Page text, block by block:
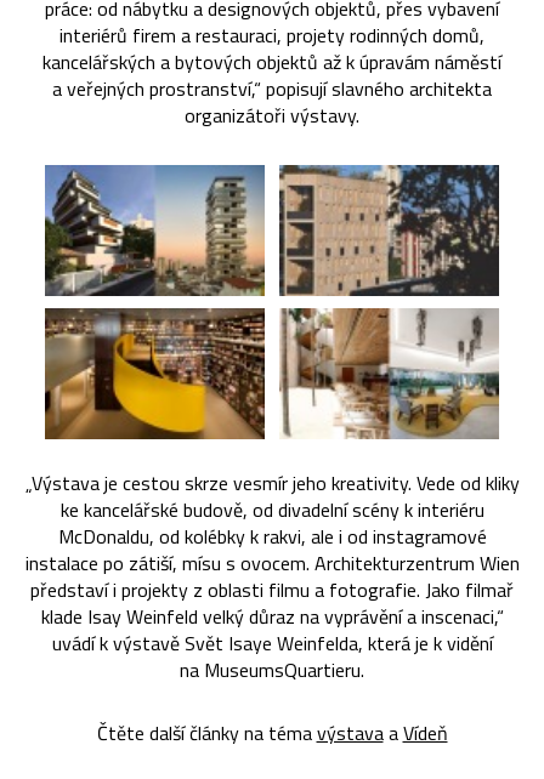
práce: od nábytku a designových objektů, přes vybavení
interiérů firem a restauraci, projety rodinných domů,
kancelářských a bytových objektů až k úpravám náměstí
a veřejných prostranství,“ popisují slavného architekta
organizátoři výstavy.
„Výstava je cestou skrze vesmír jeho kreativity. Vede od kliky
ke kancelářské budově, od divadelní scény k interiéru
McDonaldu, od kolébky k rakvi, ale i od instagramové
instalace po zátiší, mísu s ovocem. Architekturzentrum Wien
představí i projekty z oblasti filmu a fotografie. Jako filmař
klade Isay Weinfeld velký důraz na vyprávění a inscenaci,“
uvádí k výstavě Svět Isaye Weinfelda, která je k vidění
na MuseumsQuartieru.
Čtěte další články na témavýstavaaVídeň